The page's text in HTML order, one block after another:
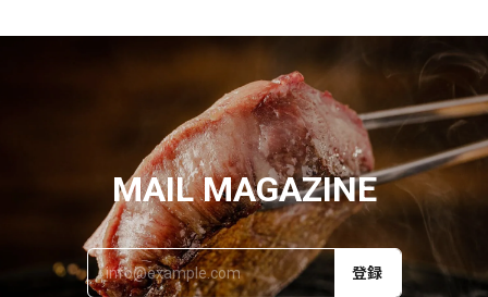
MAIL MAGAZINE
登録